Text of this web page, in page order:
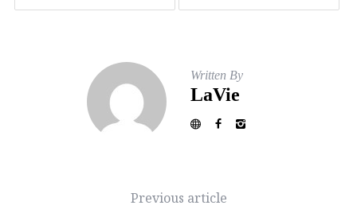
Written By
LaVie
Previous article